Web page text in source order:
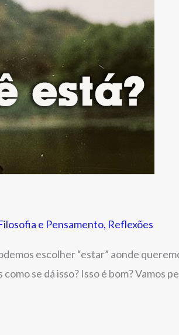
e Pensamento, Reflexões
escolher “estar” aonde
se dá isso? Isso é bom? Vamos